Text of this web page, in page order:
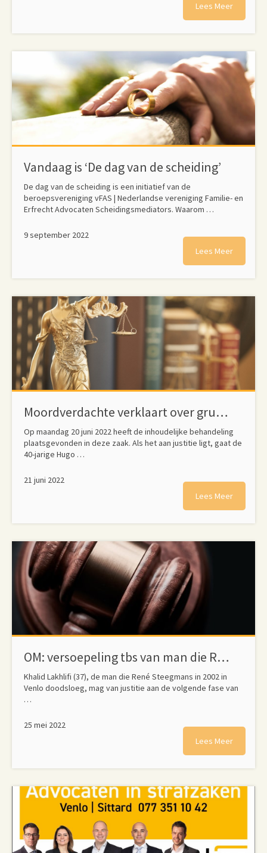
Lees Meer
Vandaag is ‘De dag van de scheiding’
De dag van de scheiding is een initiatief van de
beroepsvereniging vFAS | Nederlandse vereniging Familie- en
Erfrecht Advocaten Scheidingsmediators. Waarom …
9 september 2022
Lees Meer
Moordverdachte verklaart over gruweldaad: ‘Hield van haar’
Op maandag 20 juni 2022 heeft de inhoudelijke behandeling
plaatsgevonden in deze zaak. Als het aan justitie ligt, gaat de
40-jarige Hugo …
21 juni 2022
Lees Meer
OM: versoepeling tbs van man die René Steegmans doodsloeg
Khalid Lakhlifi (37), de man die René Steegmans in 2002 in
Venlo doodsloeg, mag van justitie aan de volgende fase van
…
25 mei 2022
Lees Meer